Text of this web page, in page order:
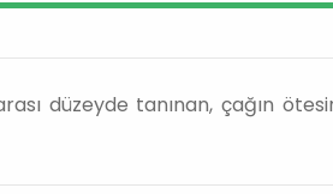
düzeyde tanınan, çağın